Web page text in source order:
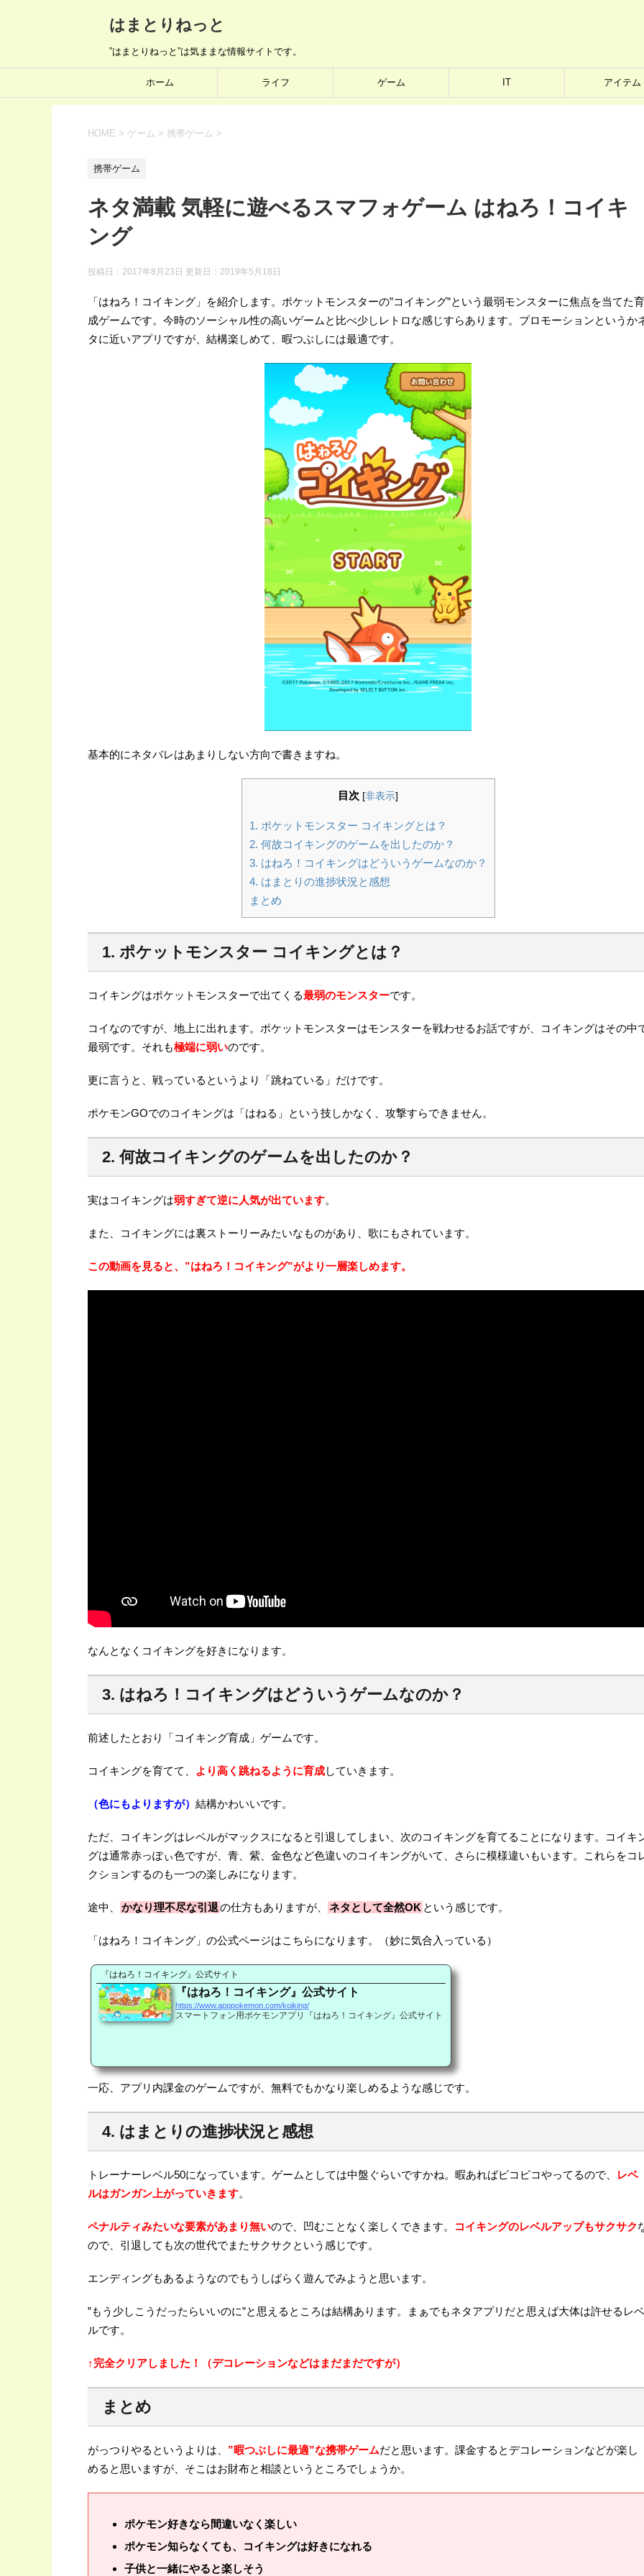
はまとりねっと
”はまとりねっと”は気ままな情報サイトです。
ホーム ライフ ゲーム IT アイテム
HOME > ゲーム > 携帯ゲーム >
携帯ゲーム
ネタ満載 気軽に遊べるスマフォゲーム はねろ！コイキ
ング
投稿日：2017年8月23日 更新日： 2019年5月18日
「はねろ！コイキング」を紹介します。ポケットモンスターの”コイキング”という最弱モンスターに焦点を当てた育
成ゲームです。今時のソーシャル性の高いゲームと比べ少しレトロな感じすらあります。プロモーションというか
タに近いアプリですが、結構楽しめて、暇つぶしには最適です。
基本的にネタバレはあまりしない方向で書きますね。
目次 [非表示]
1. ポケットモンスター コイキングとは？
2. 何故コイキングのゲームを出したのか？
3. はねろ！コイキングはどういうゲームなのか？
4. はまとりの進捗状況と感想
まとめ
1. ポケットモンスター コイキングとは？
コイキングはポケットモンスターで出てくる最弱のモンスターです。
コイなのですが、地上に出れます。ポケットモンスターはモンスターを戦わせるお話ですが、コイキングはその中
最弱です。それも極端に弱いのです。
更に言うと、戦っているというより「跳ねている」だけです。
ポケモンGOでのコイキングは「はねる」という技しかなく、攻撃すらできません。
2. 何故コイキングのゲームを出したのか？
実はコイキングは弱すぎて逆に人気が出ています。
また、コイキングには裏ストーリーみたいなものがあり、歌にもされています。
この動画を見ると、”はねろ！コイキング”がより一層楽しめます。
なんとなくコイキングを好きになります。
3. はねろ！コイキングはどういうゲームなのか？
前述したとおり「コイキング育成」ゲームです。
コイキングを育てて、 より高く跳ねるように育成していきます。
（色にもよりますが） 結構かわいいです。
ただ、コイキングはレベルがマックスになると引退してしまい、次のコイキングを育てることになります。コイキ
グは通常赤っぽぃ色ですが、青、紫、金色など色違いのコイキングがいて、さらに模様違いもいます。これらをコ
クションするのも一つの楽しみになります。
途中、 かなり理不尽な引退の仕方もありますが、 ネタとして全然OK という感じです。
「はねろ！コイキング」の公式ページはこちらになります。（妙に気合入っている）
『はねろ！コイキング』公式サイト
『はねろ！コイキング』公式サイト
https://www.apppokemon.com/koiking/
スマートフォン用ポケモンアプリ『はねろ！コイキング』公式サイト
一応、アプリ内課金のゲームですが、無料でもかなり楽しめるような感じです。
4. はまとりの進捗状況と感想
トレーナーレベル50になっています。ゲームとしては中盤ぐらいですかね。暇あればピコピコやってるので、
レベ
ルはガンガン上がっていきます。
ペナルティみたいな要素があまり無いので、凹むことなく楽しくできます。 コイキングのレベルアップもサクサク
ので、引退しても次の世代でまたサクサクという感じです。
エンディングもあるようなのでもうしばらく遊んでみようと思います。
”もう少しこうだったらいいのに”と思えるところは結構あります。まぁでもネタアプリだと思えば大体は許せるレベ
ルです。
↑完全クリアしました！（デコレーションなどはまだまだですが）
まとめ
がっつりやるというよりは、 ”暇つぶしに最適”な携帯ゲームだと思います。課金するとデコレーションなどが楽し
めると思いますが、そこはお財布と相談というところでしょうか。
ポケモン好きなら間違いなく楽しい
ポケモン知らなくても、コイキングは好きになれる
子供と一緒にやると楽しそう